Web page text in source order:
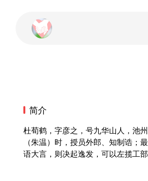
简介
杜荀鹤，字彦之，号九华山人，池
（朱温）时，授员外郎、知制诰；
语大言，则决起逸发，可以左揽工